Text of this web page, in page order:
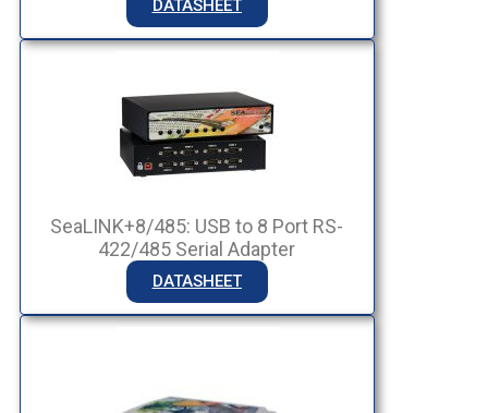
DATASHEET
SeaLINK+8/485: USB to 8 Port RS-
422/485 Serial Adapter
DATASHEET